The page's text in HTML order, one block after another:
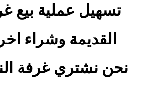
تسهيل عملية بيع
القديمة وشراء
نحن نشتري غرفة